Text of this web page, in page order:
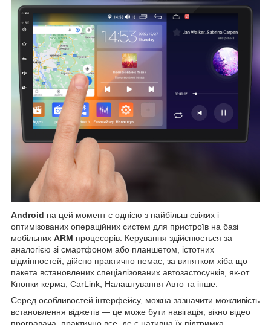
Android на цей момент є однією з найбільш свіжих і
оптимізованих операційних систем для пристроїв на базі
мобільних ARM процесорів. Керування здійснюється за
аналогією зі смартфоном або планшетом, істотних
відмінностей, дійсно практично немає, за винятком хіба що
пакета встановлених спеціалізованих автозастосунків, як-от
Кнопки керма, CarLink, Налаштування Авто та інше.
Серед особливостей інтерфейсу, можна зазначити можливість
встановлення віджетів — це може бути навігація, вікно відео